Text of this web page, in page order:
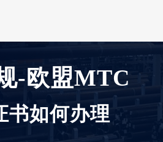
-欧盟MTC
书如何办理